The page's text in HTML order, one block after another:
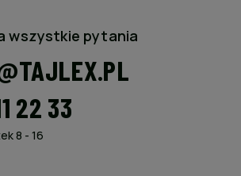
wszystkie pytania
22 33
8 - 16